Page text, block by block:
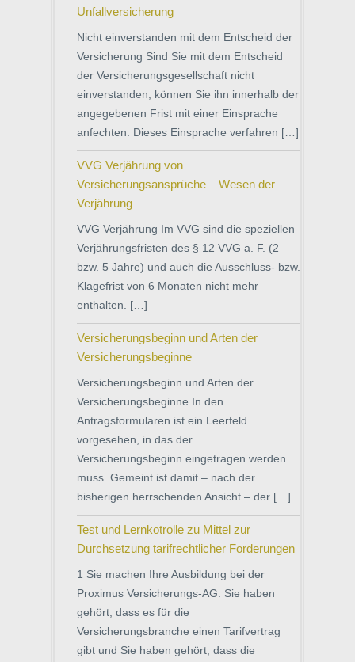
Unfallversicherung
Nicht einverstanden mit dem Entscheid der
Versicherung Sind Sie mit dem Entscheid
der Versicherungsgesellschaft nicht
einverstanden, können Sie ihn innerhalb der
angegebenen Frist mit einer Einsprache
anfechten. Dieses Einsprache verfahren […]
VVG Verjährung von
Versicherungsansprüche – Wesen der
Verjährung
VVG Verjährung Im VVG sind die speziellen
Verjährungsfristen des § 12 VVG a. F. (2
bzw. 5 Jahre) und auch die Ausschluss- bzw.
Klagefrist von 6 Monaten nicht mehr
enthalten. […]
Versicherungsbeginn und Arten der
Versicherungsbeginne
Versicherungsbeginn und Arten der
Versicherungsbeginne In den
Antragsformularen ist ein Leerfeld
vorgesehen, in das der
Versicherungsbeginn eingetragen werden
muss. Gemeint ist damit – nach der
bisherigen herrschenden Ansicht – der […]
Test und Lernkotrolle zu Mittel zur
Durchsetzung tarifrechtlicher Forderungen
1 Sie machen Ihre Ausbildung bei der
Proximus Versicherungs-AG. Sie haben
gehört, dass es für die
Versicherungsbranche einen Tarifvertrag
gibt und Sie haben gehört, dass die